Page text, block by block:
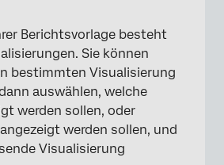
Berichtsvorlage besteht
Sie können
bestimmten Visualisierung
auswählen, welche
werden sollen, oder
werden sollen, und
Visualisierung